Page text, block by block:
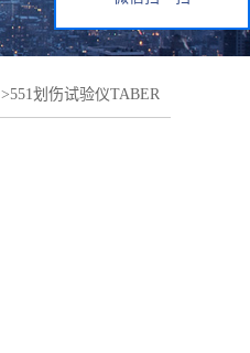
>551划伤试验仪TABER